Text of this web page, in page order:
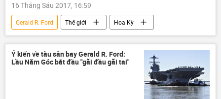
16 Tháng Sáu 2017, 16:59
Gerald R. Ford Thế giới Hoa Kỳ
Ý kiến về tàu sân bay Gerald R. Ford:
Lầu Năm Góc bắt đầu "gãi đầu gãi tai"